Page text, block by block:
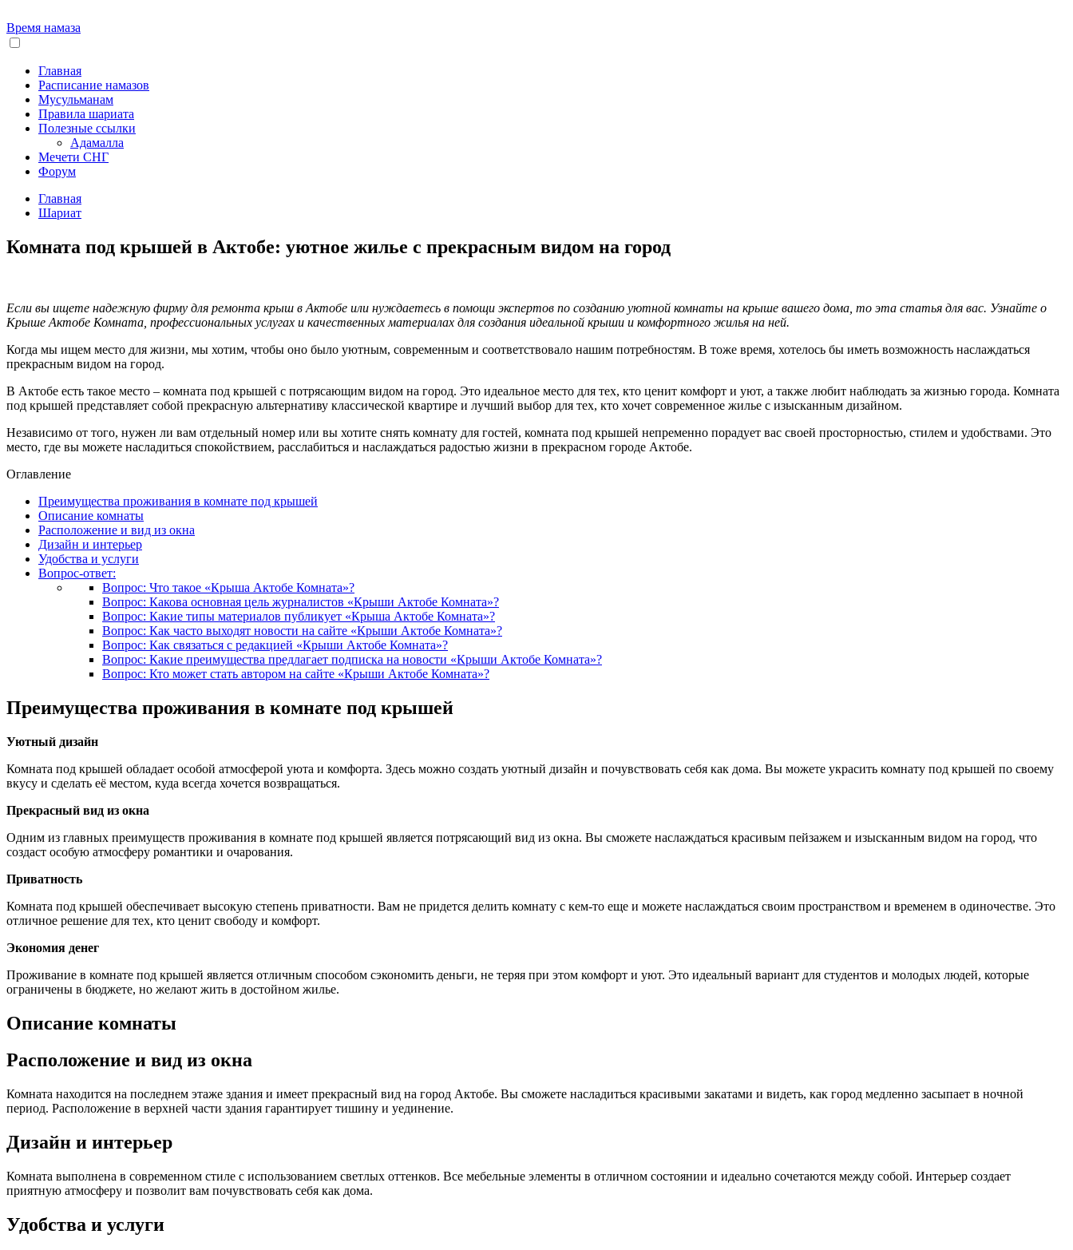
Время намаза
Главная
Расписание намазов
Мусульманам
Правила шариата
Полезные ссылки
Адамалла
Мечети СНГ
Форум
Главная
Шариат
Комната под крышей в Актобе: уютное жилье с прекрасным видом на город
Если вы ищете надежную фирму для ремонта крыш в Актобе или нуждаетесь в помощи экспертов по созданию уютной комнаты на крыше вашего дома, то эта статья для вас. Узнайте о
Крыше Актобе Комната, профессиональных услугах и качественных материалах для создания идеальной крыши и комфортного жилья на ней.
Когда мы ищем место для жизни, мы хотим, чтобы оно было уютным, современным и соответствовало нашим потребностям. В тоже время, хотелось бы иметь возможность наслаждаться
прекрасным видом на город.
В Актобе есть такое место – комната под крышей с потрясающим видом на город. Это идеальное место для тех, кто ценит комфорт и уют, а также любит наблюдать за жизнью города. Комната
под крышей представляет собой прекрасную альтернативу классической квартире и лучший выбор для тех, кто хочет современное жилье с изысканным дизайном.
Независимо от того, нужен ли вам отдельный номер или вы хотите снять комнату для гостей, комната под крышей непременно порадует вас своей просторностью, стилем и удобствами. Это
место, где вы можете насладиться спокойствием, расслабиться и наслаждаться радостью жизни в прекрасном городе Актобе.
Оглавление
Преимущества проживания в комнате под крышей
Описание комнаты
Расположение и вид из окна
Дизайн и интерьер
Удобства и услуги
Вопрос-ответ:
Вопрос: Что такое «Крыша Актобе Комната»?
Вопрос: Какова основная цель журналистов «Крыши Актобе Комната»?
Вопрос: Какие типы материалов публикует «Крыша Актобе Комната»?
Вопрос: Как часто выходят новости на сайте «Крыши Актобе Комната»?
Вопрос: Как связаться с редакцией «Крыши Актобе Комната»?
Вопрос: Какие преимущества предлагает подписка на новости «Крыши Актобе Комната»?
Вопрос: Кто может стать автором на сайте «Крыши Актобе Комната»?
Преимущества проживания в комнате под крышей
Уютный дизайн
Комната под крышей обладает особой атмосферой уюта и комфорта. Здесь можно создать уютный дизайн и почувствовать себя как дома. Вы можете украсить комнату под крышей по своему
вкусу и сделать её местом, куда всегда хочется возвращаться.
Прекрасный вид из окна
Одним из главных преимуществ проживания в комнате под крышей является потрясающий вид из окна. Вы сможете наслаждаться красивым пейзажем и изысканным видом на город, что
создаст особую атмосферу романтики и очарования.
Приватность
Комната под крышей обеспечивает высокую степень приватности. Вам не придется делить комнату с кем-то еще и можете наслаждаться своим пространством и временем в одиночестве. Это
отличное решение для тех, кто ценит свободу и комфорт.
Экономия денег
Проживание в комнате под крышей является отличным способом сэкономить деньги, не теряя при этом комфорт и уют. Это идеальный вариант для студентов и молодых людей, которые
ограничены в бюджете, но желают жить в достойном жилье.
Описание комнаты
Расположение и вид из окна
Комната находится на последнем этаже здания и имеет прекрасный вид на город Актобе. Вы сможете насладиться красивыми закатами и видеть, как город медленно засыпает в ночной
период. Расположение в верхней части здания гарантирует тишину и уединение.
Дизайн и интерьер
Комната выполнена в современном стиле с использованием светлых оттенков. Все мебельные элементы в отличном состоянии и идеально сочетаются между собой. Интерьер создает
приятную атмосферу и позволит вам почувствовать себя как дома.
Удобства и услуги